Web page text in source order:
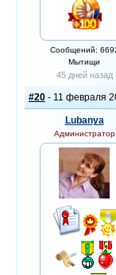
Сообщений:
Мытищи
45 дней назад
#20 - 11 февраля
Lubanya
Администратор